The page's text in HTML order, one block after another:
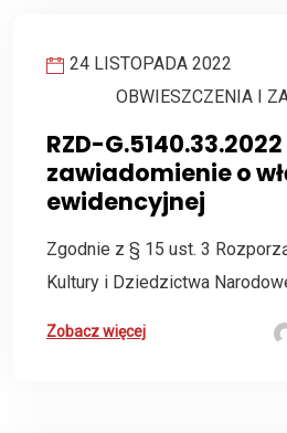
24 LISTOPADA 2022
OBWIESZCZENIA I
RZD-G.5140.33.2022
zawiadomienie o
ewidencyjnej
Zgodnie z § 15 ust. 3
Kultury i Dziedzictwa
Zobacz więcej